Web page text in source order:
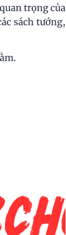
trọng của
sách tướng,